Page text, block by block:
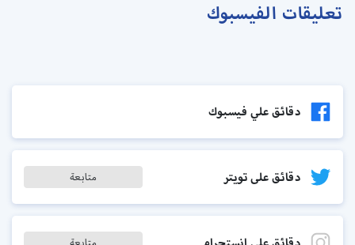
تعليقات الفيسبوك
دقائق علي فيسبوك
دقائق على تويتر متابعة
متابعة